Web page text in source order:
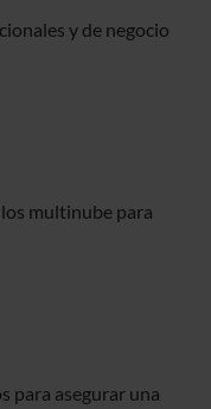
y de negocio
multinube para
para asegurar una